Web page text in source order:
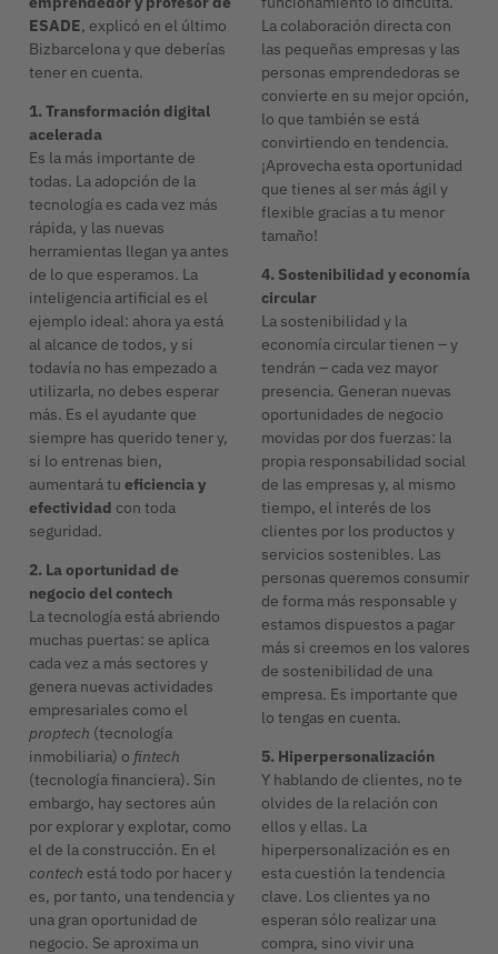
ESADE, explicó en el último
Bizbarcelona y que deberías
tener en cuenta.
1. Transformación digital
acelerada
Es la más importante de
todas. La adopción de la
tecnología es cada vez más
rápida, y las nuevas
herramientas llegan ya antes
de lo que esperamos. La
inteligencia artificial es el
ejemplo ideal: ahora ya está
al alcance de todos, y si
todavía no has empezado a
utilizarla, no debes esperar
más. Es el ayudante que
siempre has querido tener y,
si lo entrenas bien,
aumentará tu eficiencia y
efectividad con toda
seguridad.
2. La oportunidad de
negocio del contech
La tecnología está abriendo
muchas puertas: se aplica
cada vez a más sectores y
genera nuevas actividades
empresariales como el
proptech (tecnología
inmobiliaria) o fintech
(tecnología financiera). Sin
embargo, hay sectores aún
por explorar y explotar, como
el de la construcción. En el
contech está todo por hacer y
es, por tanto, una tendencia y
una gran oportunidad de
negocio. Se aproxima un
La colaboración directa con
las pequeñas empresas y las
personas emprendedoras se
convierte en su mejor opción,
lo que también se está
convirtiendo en tendencia.
¡Aprovecha esta oportunidad
que tienes al ser más ágil y
flexible gracias a tu menor
tamaño!
4. Sostenibilidad y economía
circular
La sostenibilidad y la
economía circular tienen – y
tendrán – cada vez mayor
presencia. Generan nuevas
oportunidades de negocio
movidas por dos fuerzas: la
propia responsabilidad social
de las empresas y, al mismo
tiempo, el interés de los
clientes por los productos y
servicios sostenibles. Las
personas queremos consumir
de forma más responsable y
estamos dispuestos a pagar
más si creemos en los valores
de sostenibilidad de una
empresa. Es importante que
lo tengas en cuenta.
5. Hiperpersonalización
Y hablando de clientes, no te
olvides de la relación con
ellos y ellas. La
hiperpersonalización es en
esta cuestión la tendencia
clave. Los clientes ya no
esperan sólo realizar una
compra, sino vivir una